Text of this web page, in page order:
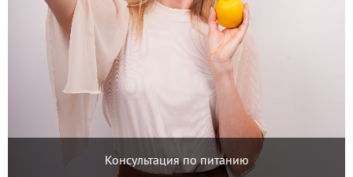
Консультация по питанию